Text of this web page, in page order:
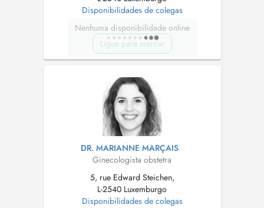
Disponibilidades de colegas
Nenhuma disponibilidade online
Ligue para marcar
DR. MARIANNE MARÇAIS
Ginecologista obstetra
5, rue Edward Steichen,
L-2540 Luxemburgo
Disponibilidades de colegas